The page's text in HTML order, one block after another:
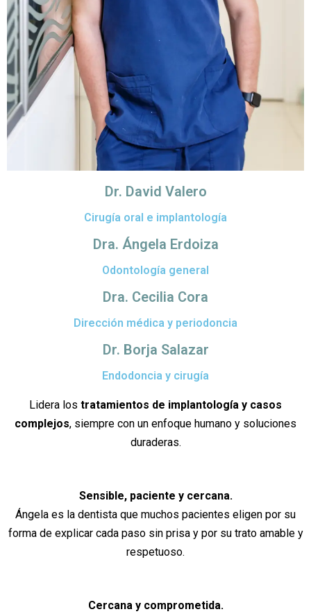
Dr. David Valero
Cirugía oral e implantología
Dra. Ángela Erdoiza
Odontología general
Dra. Cecilia Cora
Dirección médica y periodoncia
Dr. Borja Salazar
Endodoncia y cirugía
Lidera los tratamientos de implantología y casos
complejos, siempre con un enfoque humano y soluciones
duraderas.
Sensible, paciente y cercana.
Ángela es la dentista que muchos pacientes eligen por su
forma de explicar cada paso sin prisa y por su trato amable y
respetuoso.
Cercana y comprometida.